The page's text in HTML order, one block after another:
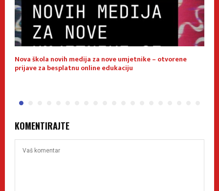
Nova škola novih medija za nove umjetnike – otvorene
prijave za besplatnu online edukaciju
KOMENTIRAJTE